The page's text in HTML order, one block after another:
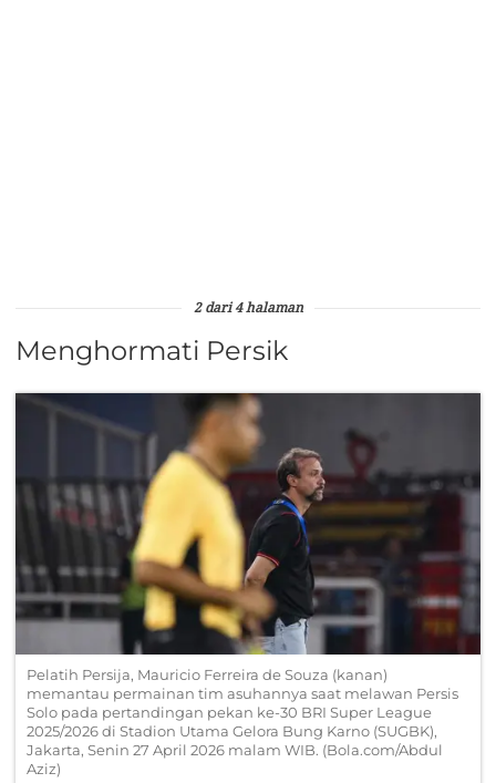
2 dari 4 halaman
Menghormati Persik
Pelatih Persija, Mauricio Ferreira de Souza (kanan)
memantau permainan tim asuhannya saat melawan Persis
Solo pada pertandingan pekan ke-30 BRI Super League
2025/2026 di Stadion Utama Gelora Bung Karno (SUGBK),
Jakarta, Senin 27 April 2026 malam WIB. (Bola.com/Abdul
Aziz)